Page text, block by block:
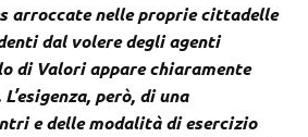
arroccate nelle proprie cittadelle
dal volere degli agenti
di Valori appare chiaramente
però, di una
e delle modalità di esercizio